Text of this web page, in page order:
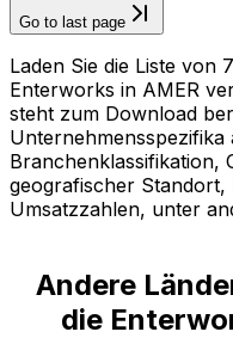
Go to last page
Laden Sie die Liste von
Enterworks in AMER
steht zum Download
Branchenklassifikation,
geografischer
Umsatzzahlen, unter
Andere
die